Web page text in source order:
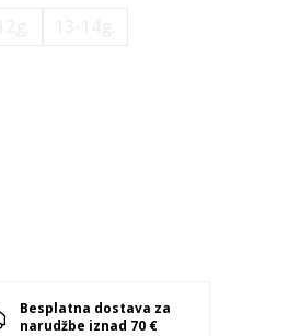
Besplatna dostava za
narudžbe iznad 70 €